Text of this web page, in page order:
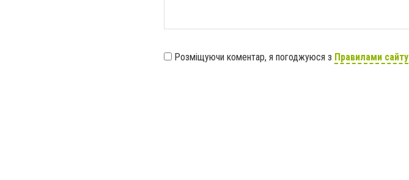
Розміщуючи коментар, я погоджуюся з Правилами сайту